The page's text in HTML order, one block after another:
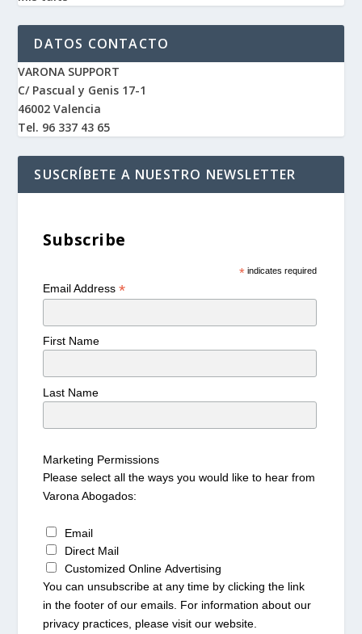
DATOS CONTACTO
VARONA SUPPORT
C/ Pascual y Genis 17-1
46002 Valencia
Tel. 96 337 43 65
SUSCRÍBETE A NUESTRO NEWSLETTER
Subscribe
*indicates required
Email Address*
First Name
Last Name
Marketing Permissions
Please select all the ways you would like to hear from
Varona Abogados:
Email
Direct Mail
Customized Online Advertising
You can unsubscribe at any time by clicking the link
in the footer of our emails. For information about our
privacy practices, please visit our website.